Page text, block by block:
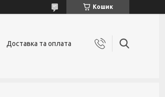
Кошик
Доставка та оплата